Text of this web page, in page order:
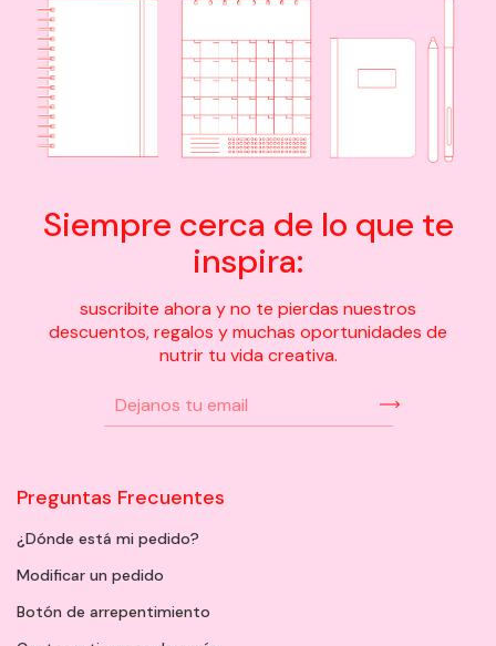
Siempre cerca de lo que te
inspira:
suscribite ahora y no te pierdas nuestros
descuentos, regalos y muchas oportunidades de
nutrir tu vida creativa.
Preguntas Frecuentes
¿Dónde está mi pedido?
Modificar un pedido
Botón de arrepentimiento